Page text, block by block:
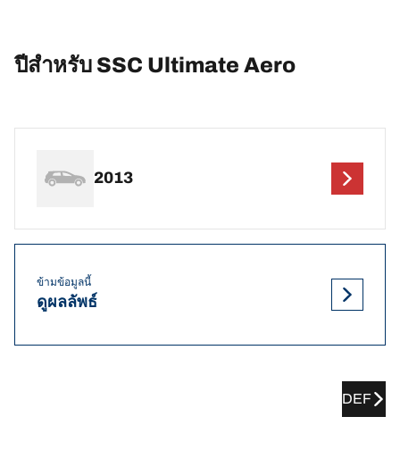
ปีสำหรับ SSC Ultimate Aero
2013
ข้ามข้อมูลนี้
ดูผลลัพธ์
DEF